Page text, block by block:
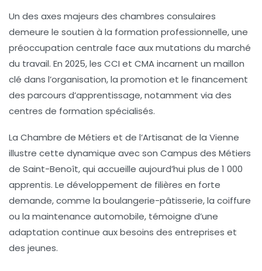
Un des axes majeurs des chambres consulaires
demeure le soutien à la formation professionnelle, une
préoccupation centrale face aux mutations du marché
du travail. En 2025, les CCI et CMA incarnent un maillon
clé dans l’organisation, la promotion et le financement
des parcours d’apprentissage, notamment via des
centres de formation spécialisés.
La Chambre de Métiers et de l’Artisanat de la Vienne
illustre cette dynamique avec son Campus des Métiers
de Saint-Benoît, qui accueille aujourd’hui plus de 1 000
apprentis. Le développement de filières en forte
demande, comme la boulangerie-pâtisserie, la coiffure
ou la maintenance automobile, témoigne d’une
adaptation continue aux besoins des entreprises et
des jeunes.